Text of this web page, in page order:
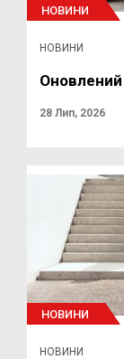
НОВИНИ
НОВИНИ
Оновлений
28 Лип, 2026
НОВИНИ
НОВИНИ